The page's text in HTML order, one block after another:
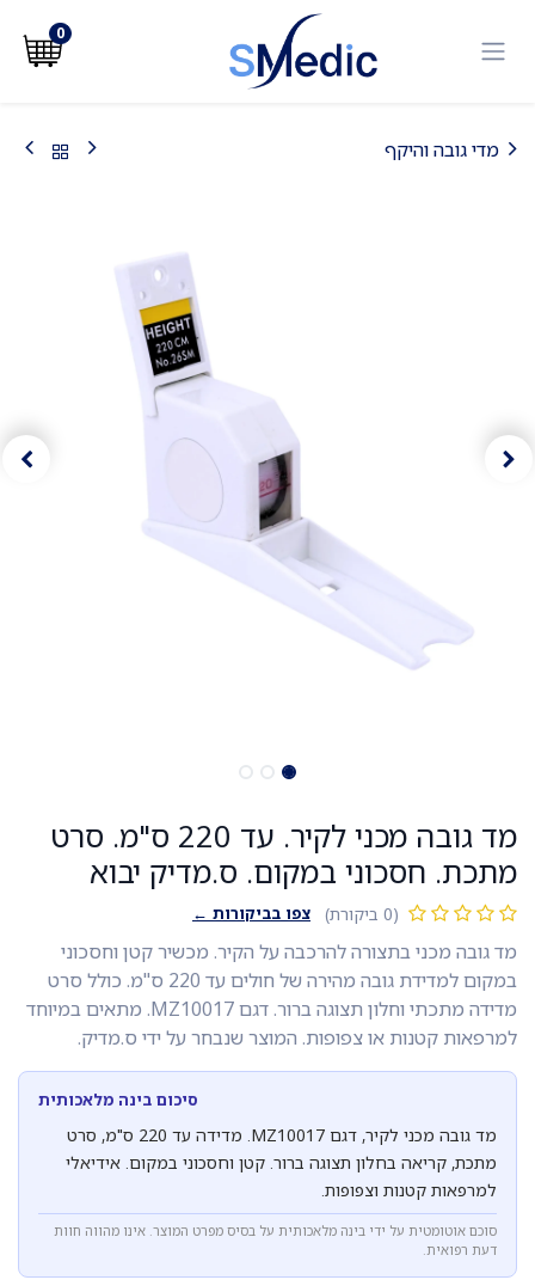
0
מדי גובה והיקף
מד גובה מכני לקיר. עד 220 ס"מ. סרט
מתכת. חסכוני במקום. ס.מדיק יבוא
(0 ביקורת) צפו בביקורות ←
מד גובה מכני בתצורה להרכבה על הקיר. מכשיר קטן וחסכוני
במקום למדידת גובה מהירה של חולים עד 220 ס"מ. כולל סרט
מדידה מתכתי וחלון תצוגה ברור. דגם MZ10017. מתאים במיוחד
למרפאות קטנות או צפופות. המוצר שנבחר על ידי ס.מדיק.
סיכום בינה מלאכותית
מד גובה מכני לקיר, דגם MZ10017. מדידה עד 220 ס"מ, סרט
מתכת, קריאה בחלון תצוגה ברור. קטן וחסכוני במקום. אידיאלי
למרפאות קטנות וצפופות.
סוכם אוטומטית על ידי בינה מלאכותית על בסיס מפרט המוצר. אינו מהווה חוות
דעת רפואית.